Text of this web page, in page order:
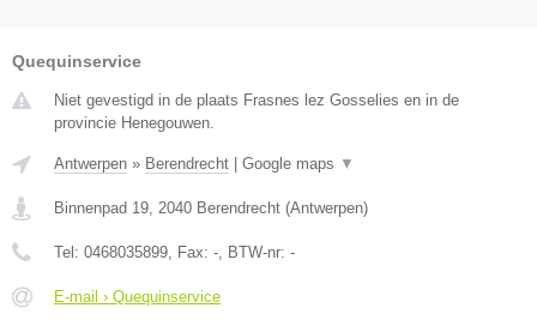
Quequinservice
Niet gevestigd in de plaats Frasnes lez Gosselies en in de
provincie Henegouwen.
Antwerpen » Berendrecht Google maps ▼
Binnenpad 19, 2040 Berendrecht (Antwerpen)
Tel: 0468035899, Fax: -, BTW-nr: -
E-mail › Quequinservice